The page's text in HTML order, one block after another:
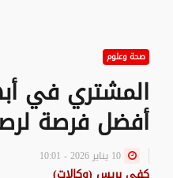
صحة وعلوم
المشتري في
أفضل فرصة